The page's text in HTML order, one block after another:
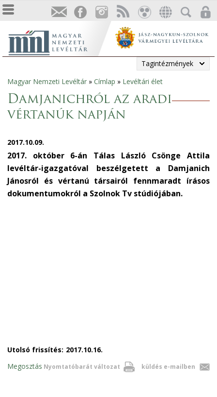
Tagintézmények
Jelenlegi
hely
Magyar Nemzeti Levéltár » Címlap » Levéltári élet
Damjanichról az aradi
vértanúk napján
2017.10.09.
2017. október 6-án Tálas László Csönge Attila
levéltár-igazgatóval beszélgetett a Damjanich
Jánosról és vértanú társairól fennmaradt írásos
dokumentumokról a Szolnok Tv stúdiójában.
Utolsó frissítés: 2017.10.16.
Nyomtatóbarát változat küldés e-mailben
Megosztás